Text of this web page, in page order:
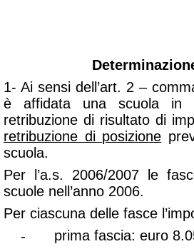
1- Ai sensi dell’art. 2 –
è affidata una scuola in
retribuzione di risultato di
retribuzione di posizione
scuola.
Per l’a.s. 2006/2007 le
scuole nell’anno 2006.
Per ciascuna delle fasce
-
prima fascia: euro